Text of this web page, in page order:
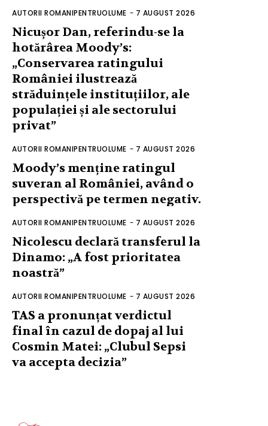
AUTORII ROMANIPENTRUOLUME - 7 AUGUST 2026
Nicușor Dan, referindu-se la
hotărârea Moody’s:
„Conservarea ratingului
României ilustrează
străduințele instituțiilor, ale
populației și ale sectorului
privat”
AUTORII ROMANIPENTRUOLUME - 7 AUGUST 2026
Moody’s menține ratingul
suveran al României, având o
perspectivă pe termen negativ.
AUTORII ROMANIPENTRUOLUME - 7 AUGUST 2026
Nicolescu declară transferul la
Dinamo: „A fost prioritatea
noastră”
AUTORII ROMANIPENTRUOLUME - 7 AUGUST 2026
TAS a pronunțat verdictul
final în cazul de dopaj al lui
Cosmin Matei: „Clubul Sepsi
va accepta decizia”